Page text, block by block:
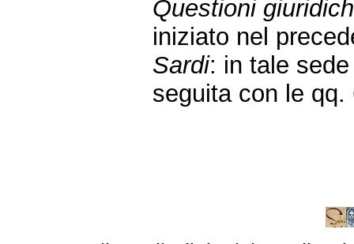
Questioni
iniziato nel
Sardi: in tale
seguita con le qq.